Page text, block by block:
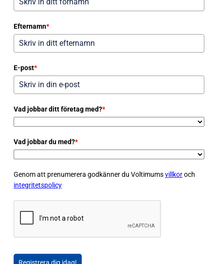
Efternamn*
E-post*
Vad jobbar ditt företag med?*
Vad jobbar du med?*
Genom att prenumerera godkänner du Voltimumsvillkoroch
integritetspolicy